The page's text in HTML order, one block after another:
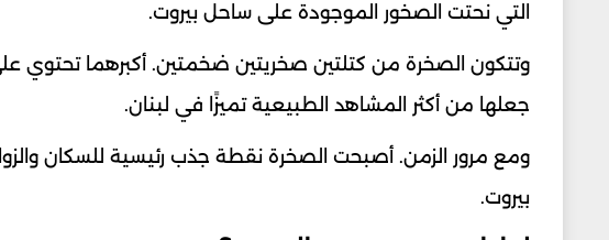
التي نحتت الصخور الموجودة على ساحل بيروت.
وتتكون الصخرة من كتلتين صخريتين ضخمتين. أكبرهما تحتوي
جعلها من أكثر المشاهد الطبيعية تميزًا في لبنان.
ومع مرور الزمن. أصبحت الصخرة نقطة جذب رئيسية للسكان
بيروت.